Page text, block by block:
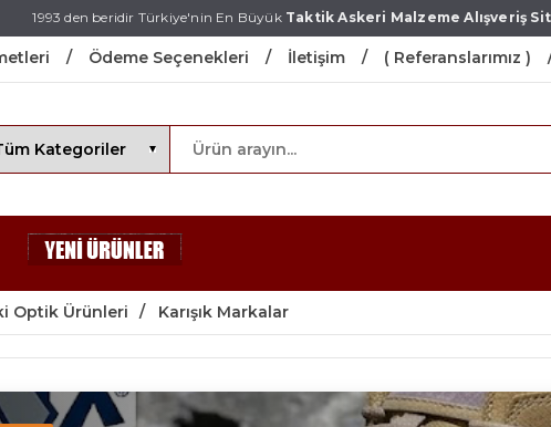
1993 den beridir Türkiye'nin En BüyükTaktik Askeri Malzeme Alışveriş
Ödeme Seçenekleri İletişim ( Referanslarımız )
Optik Ürünleri Karışık Markalar